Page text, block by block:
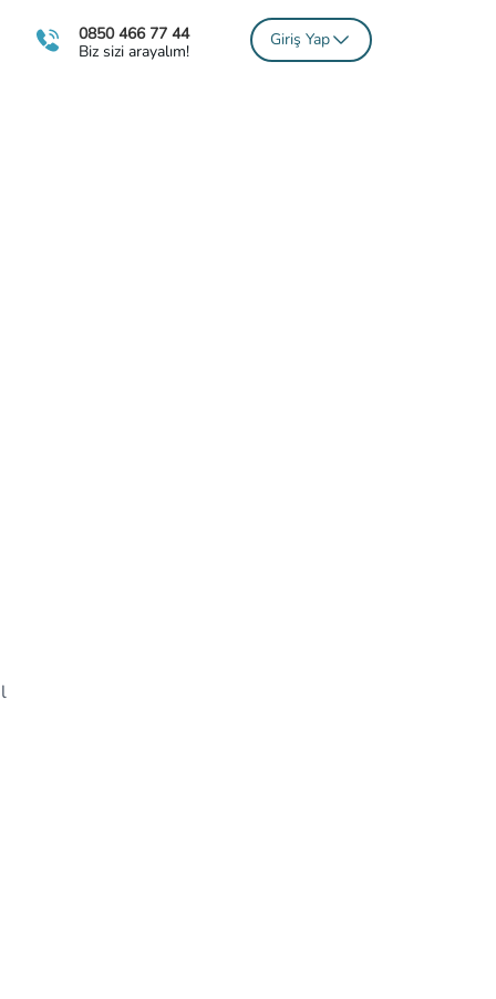
0850 466 77 44
Biz sizi arayalım!
Giriş Yap